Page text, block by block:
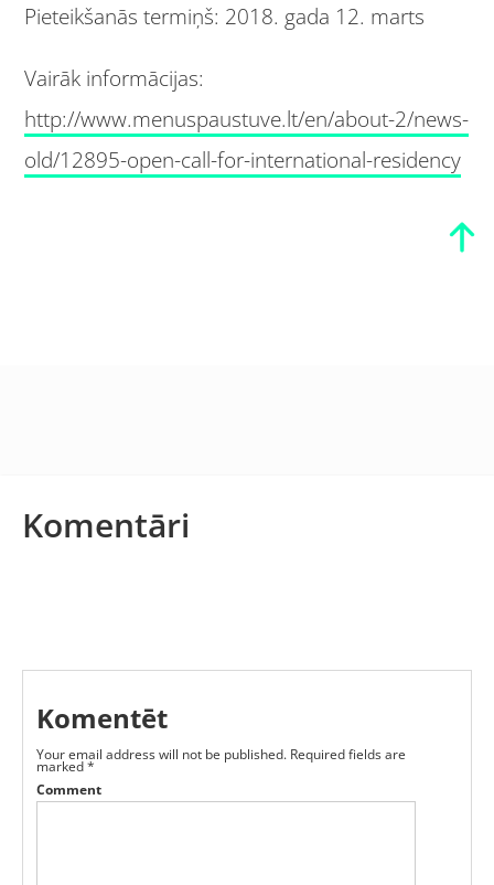
Pieteikšanās termiņš: 2018. gada 12. marts
Vairāk informācijas:
http://www.menuspaustuve.lt/en/about-2/news-
old/12895-open-call-for-international-residency
Komentāri
Komentēt
Your email address will not be published. Required fields are
marked*
Comment